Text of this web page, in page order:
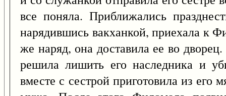
все поняла. Приближались
нарядившись вакханкой, приехала к
же наряд, она доставила ее во
решила лишить его наследника и
вместе с сестрой приготовила из его